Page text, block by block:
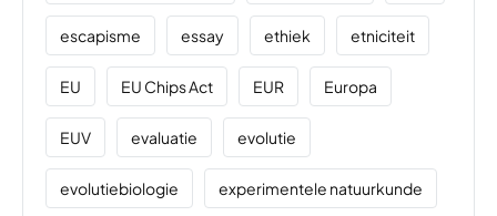
escapisme essay ethiek etniciteit
EU EU Chips Act EUR Europa
EUV evaluatie evolutie
evolutiebiologie experimentele natuurkunde